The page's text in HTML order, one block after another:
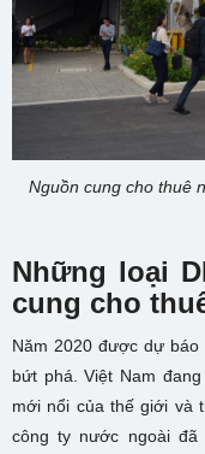
Nguồn cung cho thuê
Những loại
cung cho
Năm 2020 được dự
bứt phá. Việt Nam
mới nổi của thế giới và
công ty nước ngoài